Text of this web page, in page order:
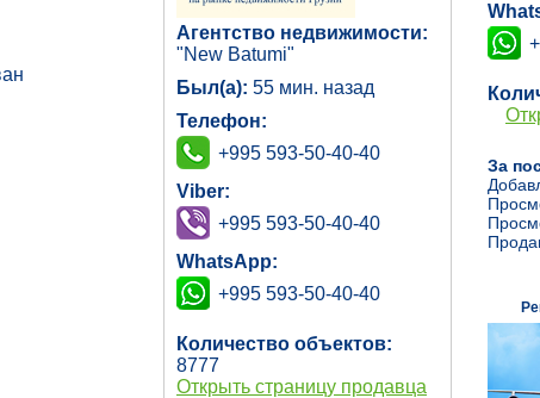
Агентство недвижимости:
"New Batumi"
Был(а): 55 мин. назад
Телефон:
+995 593-50-40-40
Viber:
+995 593-50-40-40
WhatsApp:
+995 593-50-40-40
Количество объектов:
8777
Открыть страницу продавца
За